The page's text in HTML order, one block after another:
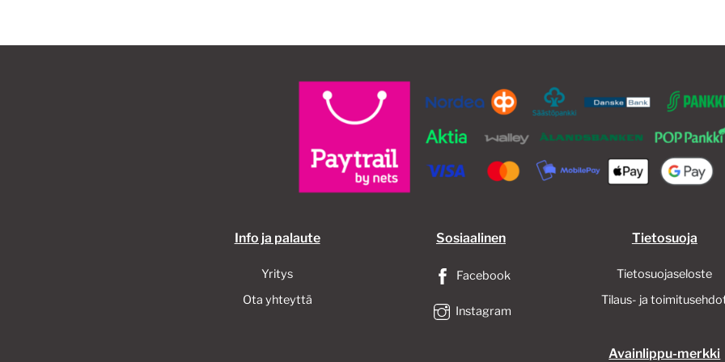
Info ja palaute
Yritys
Ota yhteyttä
Sosiaalinen
Facebook
Instagram
Tietosuoja
Tietosuojaseloste
Tilaus- ja
Avainlippu-merkki